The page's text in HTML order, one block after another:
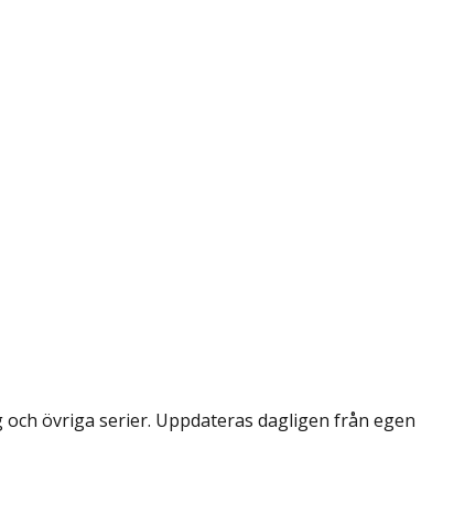
övriga serier. Uppdateras dagligen från egen